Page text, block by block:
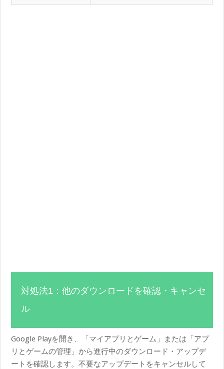
対処法1：他のダウンロードを確認・キャンセ
ル
Google Playを開き、「マイアプリとゲーム」または「アプ
リとゲームの管理」から進行中のダウンロード・アップデ
ートを確認します。不要なアップデートをキャンセルして